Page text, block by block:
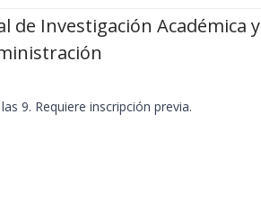
de Investigación Académica y
9. Requiere inscripción previa.